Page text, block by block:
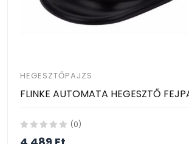
HEGESZTŐPAJZS
FLINKE AUTOMATA HEGESZTŐ
(0)